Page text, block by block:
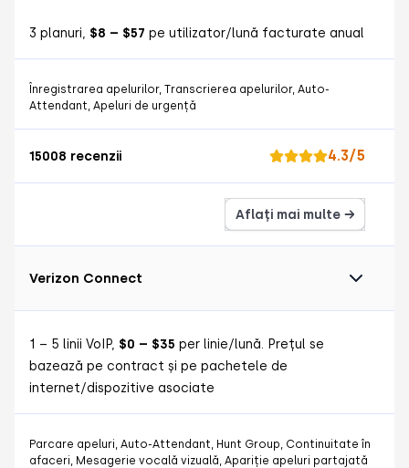
3 planuri, $8 – $57 pe utilizator/lună facturate anual
Înregistrarea apelurilor, Transcrierea apelurilor, Auto-
Attendant, Apeluri de urgență
4.3/5
15008 recenzii
Aflați mai multe →
Verizon Connect
1 – 5 linii VoIP, $0 – $35 per linie/lună. Prețul se
bazează pe contract și pe pachetele de
internet/dispozitive asociate
Parcare apeluri, Auto-Attendant, Hunt Group, Continuitate în
afaceri, Mesagerie vocală vizuală, Apariție apeluri partajată